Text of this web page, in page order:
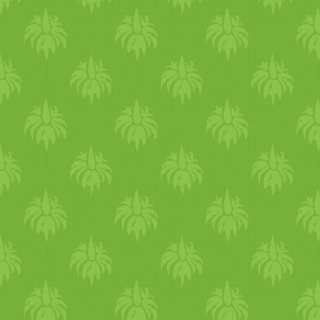
Gondold át a céljaidat és
komolyan kötelezd el magad
mellettük. Határozd meg
szeretnél másképpen a
jövőben és tudatosan
át, hogyan tudod elérni.
szeretettel, türelemmel
lépésről, lépésre haladj a